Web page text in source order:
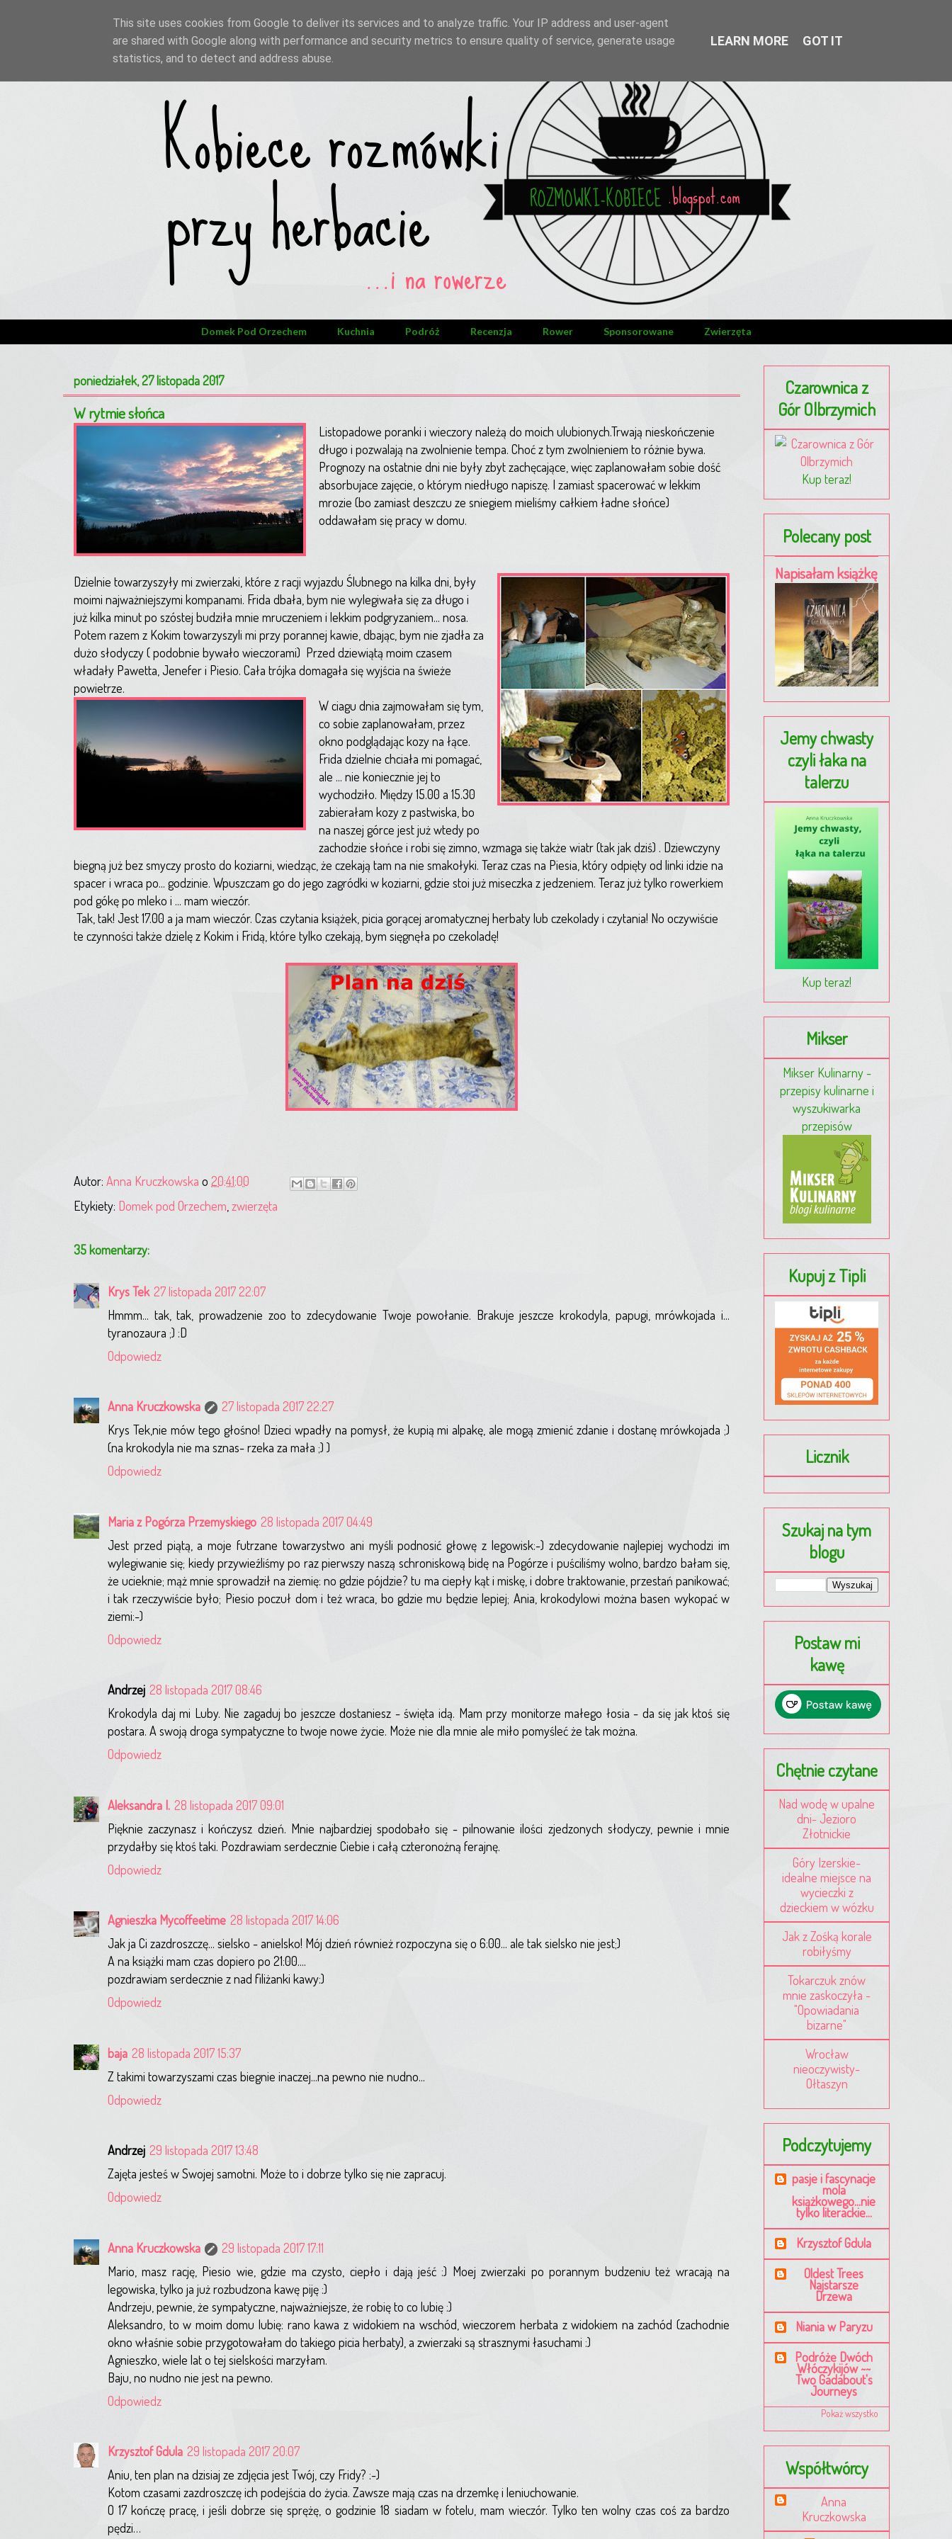
Domek Pod Orzechem Kuchnia Podróż Recenzja Rower Sponsorowane Zwierzęta
poniedziałek, 27 listopada 2017
W rytmie słońca
Listopadowe poranki i wieczory należą do moich ulubionych.Trwają nieskończenie
długo i pozwalają na zwolnienie tempa. Choć z tym zwolnieniem to różnie bywa.
Prognozy na ostatnie dni nie były zbyt zachęcające, więc zaplanowałam sobie dość
absorbujace zajęcie, o którym niedługo napiszę. I zamiast spacerować w lekkim
mrozie (bo zamiast deszczu ze sniegiem mieliśmy całkiem ładne słońce)
oddawałam się pracy w domu.
Dzielnie towarzyszyły mi zwierzaki, które z racji wyjazdu Ślubnego na kilka dni, były
moimi najważniejszymi kompanami. Frida dbała, bym nie wylegiwała się za długo i
już kilka minut po szóstej budziła mnie mruczeniem i lekkim podgryzaniem... nosa.
Potem razem z Kokim towarzyszyli mi przy porannej kawie, dbając, bym nie zjadła za
dużo słodyczy ( podobnie bywało wieczorami) Przed dziewiątą moim czasem
władały Pawetta, Jenefer i Piesio. Cała trójka domagała się wyjścia na świeże
powietrze.
W ciagu dnia zajmowałam się tym,
co sobie zaplanowałam, przez
okno podglądając kozy na łące.
Frida dzielnie chciała mi pomagać,
ale ... nie koniecznie jej to
wychodziło. Między 15.00 a 15.30
zabierałam kozy z pastwiska, bo
na naszej górce jest już wtedy po
zachodzie słońce i robi się zimno, wzmaga się także wiatr (tak jak dziś) . Dziewczyny
biegną już bez smyczy prosto do koziarni, wiedząc, że czekają tam na nie smakołyki. Teraz czas na Piesia, który odpięty od linki idzie na
spacer i wraca po... godzinie. Wpuszczam go do jego zagródki w koziarni, gdzie stoi już miseczka z jedzeniem. Teraz już tylko rowerkiem
pod gókę po mleko i ... mam wieczór.
Tak, tak! Jest 17.00 a ja mam wieczór. Czas czytania książek, picia gorącej aromatycznej herbaty lub czekolady i czytania! No oczywiście
te czynności także dzielę z Kokim i Fridą, które tylko czekają, bym sięgnęła po czekoladę!
Autor: Anna Kruczkowska o 20:41:00
Etykiety: Domek pod Orzechem zwierzęta
35 komentarzy:
Krys Tek 27 listopada 2017 22:07
Hmmm... tak, tak, prowadzenie zoo to zdecydowanie Twoje powołanie. Brakuje jeszcze krokodyla, papugi, mrówkojada i...
tyranozaura ;) :D
Odpowiedz
Anna Kruczkowska
27 listopada 2017 22:27
Krys Tek,nie mów tego głośno! Dzieci wpadły na pomysł, że kupią mi alpakę, ale mogą zmienić zdanie i dostanę mrówkojada ;)
(na krokodyla nie ma sznas- rzeka za mała ;) )
Odpowiedz
Maria z Pogórza Przemyskiego 28 listopada 2017 04:49
Jest przed piątą, a moje futrzane towarzystwo ani myśli podnosić głowę z legowisk:-) zdecydowanie najlepiej wychodzi im
wylegiwanie się; kiedy przywieźliśmy po raz pierwszy naszą schroniskową bidę na Pogórze i puściliśmy wolno, bardzo bałam się,
że ucieknie; mąż mnie sprowadził na ziemię: no gdzie pójdzie? tu ma ciepły kąt i miskę, i dobre traktowanie, przestań panikować;
i tak rzeczywiście było; Piesio poczuł dom i też wraca, bo gdzie mu będzie lepiej; Ania, krokodylowi można basen wykopać w
ziemi:-)
Odpowiedz
Andrzej 28 listopada 2017 08:46
Krokodyla daj mi Luby. Nie zagaduj bo jeszcze dostaniesz - święta idą. Mam przy monitorze małego łosia - da się jak ktoś się
postara. A swoją droga sympatyczne to twoje nowe życie. Może nie dla mnie ale miło pomyśleć że tak można.
Odpowiedz
Aleksandra I. 28 listopada 2017 09:01
Pięknie zaczynasz i kończysz dzień. Mnie najbardziej spodobało się - pilnowanie ilości zjedzonych słodyczy, pewnie i mnie
przydałby się ktoś taki. Pozdrawiam serdecznie Ciebie i całą czteronożną ferajnę.
Odpowiedz
Agnieszka Mycoffeetime 28 listopada 2017 14:06
Jak ja Ci zazdroszczę... sielsko - anielsko! Mój dzień również rozpoczyna się o 6:00... ale tak sielsko nie jest;)
A na książki mam czas dopiero po 21:00....
pozdrawiam serdecznie z nad filiżanki kawy:)
Odpowiedz
baja 28 listopada 2017 15:37
Z takimi towarzyszami czas biegnie inaczej...na pewno nie nudno...
Odpowiedz
Andrzej 29 listopada 2017 13:48
Zajęta jesteś w Swojej samotni. Może to i dobrze tylko się nie zapracuj.
Odpowiedz
Anna Kruczkowska
29 listopada 2017 17:11
Mario, masz rację, Piesio wie, gdzie ma czysto, ciepło i dają jeść :) Moej zwierzaki po porannym budzeniu też wracają na
legowiska, tylko ja już rozbudzona kawę piję :)
Andrzeju, pewnie, że sympatyczne, najważniejsze, że robię to co lubię :)
Aleksandro, to w moim domu lubię: rano kawa z widokiem na wschód, wieczorem herbata z widokiem na zachód (zachodnie
okno właśnie sobie przygotowałam do takiego picia herbaty), a zwierzaki są strasznymi łasuchami :)
Agnieszko, wiele lat o tej sielskości marzyłam.
Baju, no nudno nie jest na pewno.
Odpowiedz
Krzysztof Gdula 29 listopada 2017 20:07
Aniu, ten plan na dzisiaj ze zdjęcia jest Twój, czy Fridy? :-)
Kotom czasami zazdroszczę ich podejścia do życia. Zawsze mają czas na drzemkę i leniuchowanie.
O 17 kończę pracę, i jeśli dobrze się sprężę, o godzinie 18 siadam w fotelu, mam wieczór. Tylko ten wolny czas coś za bardzo
pędzi…
Czarownica z
Gór Olbrzymich
Kup teraz!
Polecany post
Napisałam książkę
Jemy chwasty
czyli łaka na
talerzu
Kup teraz!
Mikser
Mikser Kulinarny -
przepisy kulinarne i
wyszukiwarka
przepisów
Kupuj z Tipli
Licznik
Szukaj na tym
blogu
Postaw mi
kawę
Chętnie czytane
Nad wodę w upalne
dni- Jezioro
Złotnickie
Góry Izerskie-
idealne miejsce na
wycieczki z
dzieckiem w wózku
Jak z Zośką korale
robiłyśmy
Tokarczuk znów
mnie zaskoczyła -
"Opowiadania
bizarne"
Wrocław
nieoczywisty-
Ołtaszyn
Podczytujemy
pasje i fascynacje
mola
książkowego...nie
tylko literackie...
Krzysztof Gdula
Oldest Trees
Najstarsze
Drzewa
Niania w Paryzu
Podróże Dwóch
Włóczykijów ~~
Two Gadabout's
Journeys
Pokaż wszystko
Współtwórcy
Anna
Kruczkowska
This site uses cookies from Google to deliver its services and to analyze traffic. Your IP address and user-agent
are shared with Google along with performance and security metrics to ensure quality of service, generate usage
statistics, and to detect and address abuse.
LEARN MORE GOT IT